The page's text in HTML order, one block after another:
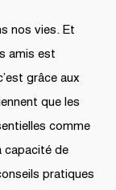
nos vies. Et
amis est
grâce aux
que les
comme
capacité de
pratiques